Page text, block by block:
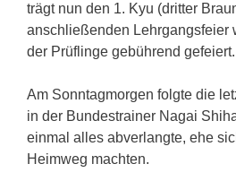
trägt nun den 1. Kyu (dritter
anschließenden Lehrgangsfeier
der Prüflinge gebührend gefeiert.
Am Sonntagmorgen folgte die
in der Bundestrainer Nagai
einmal alles abverlangte, ehe
Heimweg machten.